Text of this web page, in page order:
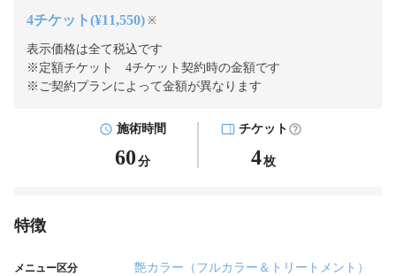
4チケット(¥11,550) ※
表示価格は全て税込です
※定額チケット 4チケット契約時の金額です
※ご契約プランによって金額が異なります
施術時間
60 分
チケット
4枚
特徴
メニュー区分 艶カラー（フルカラー＆トリートメント）